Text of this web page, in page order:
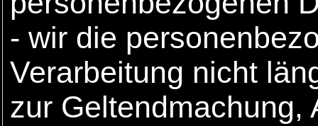
- wir die
Verarbeitung nicht
zur Geltendmachung,